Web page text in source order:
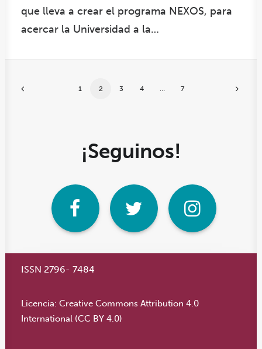
que lleva a crear el programa NEXOS, para
acercar la Universidad a la…
1 2 3 4 7
¡Seguinos!
ISSN 2796- 7484
Licencia: Creative Commons Attribution 4.0
International (CC BY 4.0)